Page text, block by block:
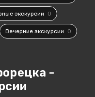
экскурсии 0
Вечерние экскурсии 0
-